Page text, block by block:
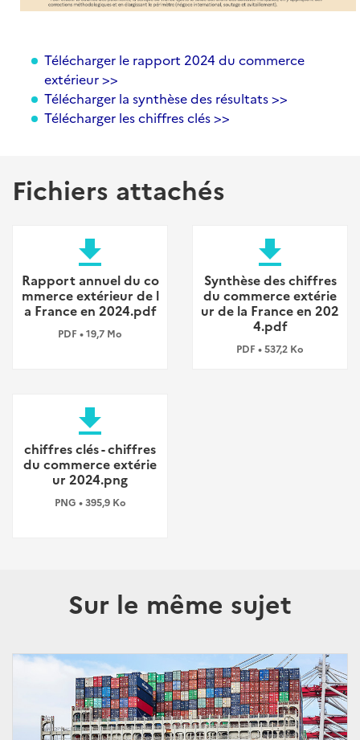
Télécharger le rapport 2024 du commerce
extérieur >>
Télécharger la synthèse des résultats >>
Télécharger les chiffres clés >>
Fichiers attachés
file_download
Rapport annuel du co
mmerce extérieur de l
a France en 2024.pdf
PDF • 19,7 Mo
file_download
Synthèse des chiffres
du commerce extérie
ur de la France en 202
4.pdf
PDF • 537,2 Ko
file_download
chiffres clés - chiffres
du commerce extérie
ur 2024.png
PNG • 395,9 Ko
Sur le même sujet